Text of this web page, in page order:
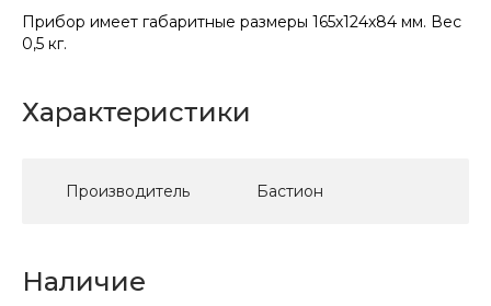
Прибор имеет габаритные размеры 165х124х84 мм. Вес
0,5 кг.
Характеристики
Производитель Бастион
Наличие